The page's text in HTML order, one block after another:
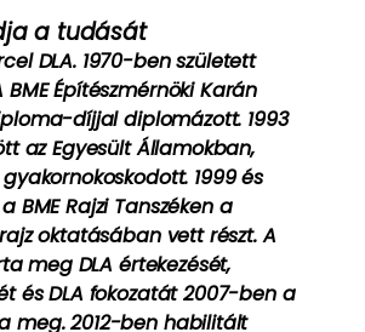
a tudását
DLA. 1970-ben született
BME Építészmérnöki Karán
díjjal diplomázott. 1993
az Egyesült Államokban,
1999 és
BME Rajzi Tanszéken a
oktatásában vett részt. A
meg DLA értekezését,
és DLA fokozatát 2007-ben a
meg. 2012-ben habilitált